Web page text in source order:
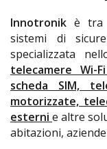
Innotronik è tra
sistemi di
specializzata
telecamere Wi-
scheda SIM,
motorizzate,
esterni e altre
abitazioni,